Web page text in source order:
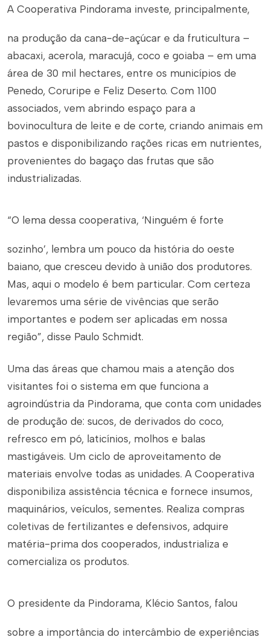
A Cooperativa Pindorama investe, principalmente,
na produção da cana-de-açúcar e da fruticultura –
abacaxi, acerola, maracujá, coco e goiaba – em uma
área de 30 mil hectares, entre os municípios de
Penedo, Coruripe e Feliz Deserto. Com 1100
associados, vem abrindo espaço para a
bovinocultura de leite e de corte, criando animais em
pastos e disponibilizando rações ricas em nutrientes,
provenientes do bagaço das frutas que são
industrializadas.
“O lema dessa cooperativa, ‘Ninguém é forte
sozinho’, lembra um pouco da história do oeste
baiano, que cresceu devido à união dos produtores.
Mas, aqui o modelo é bem particular. Com certeza
levaremos uma série de vivências que serão
importantes e podem ser aplicadas em nossa
região”, disse Paulo Schmidt.
Uma das áreas que chamou mais a atenção dos
visitantes foi o sistema em que funciona a
agroindústria da Pindorama, que conta com unidades
de produção de: sucos, de derivados do coco,
refresco em pó, laticínios, molhos e balas
mastigáveis. Um ciclo de aproveitamento de
materiais envolve todas as unidades. A Cooperativa
disponibiliza assistência técnica e fornece insumos,
maquinários, veículos, sementes. Realiza compras
coletivas de fertilizantes e defensivos, adquire
matéria-prima dos cooperados, industrializa e
comercializa os produtos.
O presidente da Pindorama, Klécio Santos, falou
sobre a importância do intercâmbio de experiências